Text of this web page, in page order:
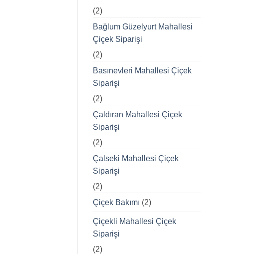
(2)
Bağlum Güzelyurt Mahallesi
Çiçek Siparişi
(2)
Basınevleri Mahallesi Çiçek
Siparişi
(2)
Çaldıran Mahallesi Çiçek
Siparişi
(2)
Çalseki Mahallesi Çiçek
Siparişi
(2)
Çiçek Bakımı (2)
Çiçekli Mahallesi Çiçek
Siparişi
(2)